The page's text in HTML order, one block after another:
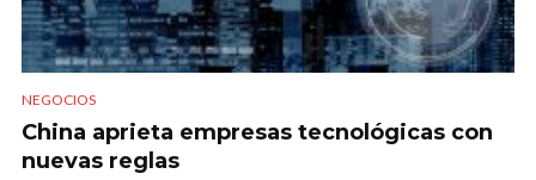
NEGOCIOS
China aprieta empresas tecnológicas con
nuevas reglas